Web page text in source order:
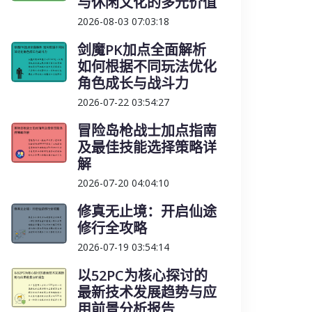
2026-08-03 07:03:18
剑魔PK加点全面解析
如何根据不同玩法优化
角色成长与战斗力
2026-07-22 03:54:27
冒险岛枪战士加点指南
及最佳技能选择策略详
解
2026-07-20 04:04:10
修真无止境：开启仙途
修行全攻略
2026-07-19 03:54:14
以52PC为核心探讨的
最新技术发展趋势与应